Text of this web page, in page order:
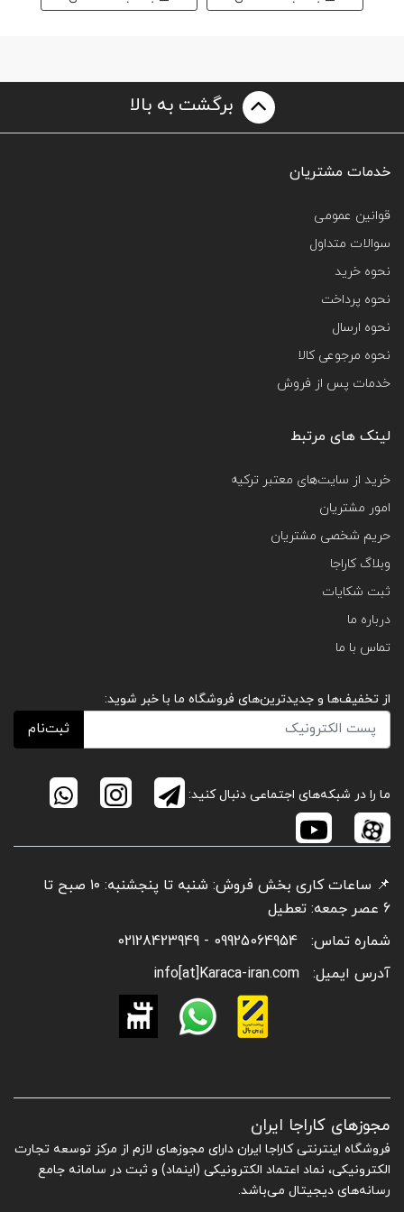
برگشت به بالا
خدمات مشتریان
قوانین عمومی
سوالات متداول
نحوه خرید
نحوه پرداخت
نحوه ارسال
نحوه مرجوعی کالا
خدمات پس از فروش
لینک های مرتبط
خرید از سایت‌های معتبر ترکیه
امور مشتریان
حریم شخصی مشتریان
وبلاگ کاراجا
ثبت شکایات
درباره ما
تماس با ما
از تخفیف‌ها و جدیدترین‌های فروشگاه ما با خبر شوید:
ثبت‌نام
ما را در شبکه‌های اجتماعی دنبال کنید:
📌 ساعات کاری بخش فروش: شنبه تا پنجشنبه: ۱۰ صبح تا
6 عصر جمعه: تعطیل
شماره تماس:
09925064954 - 02128423949
آدرس ایمیل:
info[at]Karaca-iran.com
مجوزهای کاراجا ایران
فروشگاه اینترنتی کاراجا ایران دارای مجوزهای لازم از مرکز توسعه تجارت
الکترونیکی، نماد اعتماد الکترونیکی (اینماد) و ثبت در سامانه جامع
رسانه‌های دیجیتال می‌باشد.